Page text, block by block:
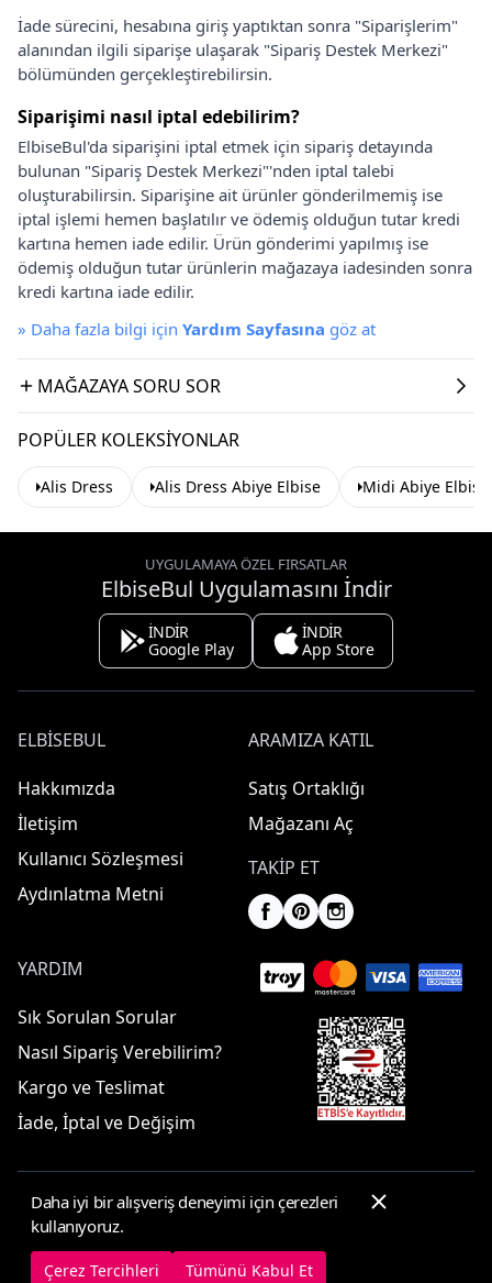
İade sürecini, hesabına giriş yaptıktan sonra "Siparişlerim"
alanından ilgili siparişe ulaşarak "Sipariş Destek Merkezi"
bölümünden gerçekleştirebilirsin.
Siparişimi nasıl iptal edebilirim?
ElbiseBul'da siparişini iptal etmek için sipariş detayında
bulunan "Sipariş Destek Merkezi"'nden iptal talebi
oluşturabilirsin. Siparişine ait ürünler gönderilmemiş ise
iptal işlemi hemen başlatılır ve ödemiş olduğun tutar kredi
kartına hemen iade edilir. Ürün gönderimi yapılmış ise
ödemiş olduğun tutar ürünlerin mağazaya iadesinden sonra
kredi kartına iade edilir.
» Daha fazla bilgi için Yardım Sayfasına göz at
MAĞAZAYA SORU SOR
POPÜLER KOLEKSIYONLAR
Alis Dress Alis Dress Abiye Elbise Midi Abiye Elbise
UYGULAMAYA ÖZEL FIRSATLAR
ElbiseBul Uygulamasını İndir
İNDİR
Google Play
İNDİR
App Store
ELBISEBUL
Hakkımızda
İletişim
Kullanıcı Sözleşmesi
Aydınlatma Metni
ARAMIZA KATIL
Satış Ortaklığı
Mağazanı Aç
TAKIP ET
YARDIM
Sık Sorulan Sorular
Nasıl Sipariş Verebilirim?
Kargo ve Teslimat
İade, İptal ve Değişim
© 2025 ElbiseBul -
Çerez Tercihleri Çerez Politikası
Daha iyi bir alışveriş deneyimi için çerezleri
kullanıyoruz.
Çerez Tercihleri Tümünü Kabul Et